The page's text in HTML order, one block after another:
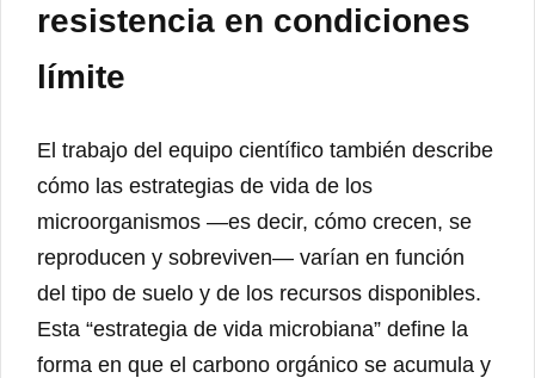
resistencia en condiciones
límite
El trabajo del equipo científico también describe
cómo las estrategias de vida de los
microorganismos —es decir, cómo crecen, se
reproducen y sobreviven— varían en función
del tipo de suelo y de los recursos disponibles.
Esta “estrategia de vida microbiana” define la
forma en que el carbono orgánico se acumula y